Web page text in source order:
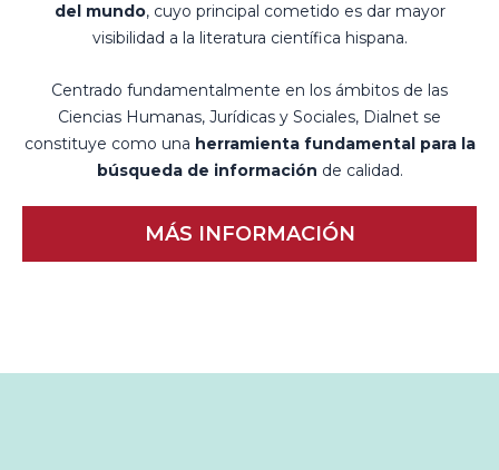
del mundo, cuyo principal cometido es dar mayor
visibilidad a la literatura científica hispana.
Centrado fundamentalmente en los ámbitos de las
Ciencias Humanas, Jurídicas y Sociales, Dialnet se
constituye como una herramienta fundamental para la
búsqueda de información de calidad.
MÁS INFORMACIÓN